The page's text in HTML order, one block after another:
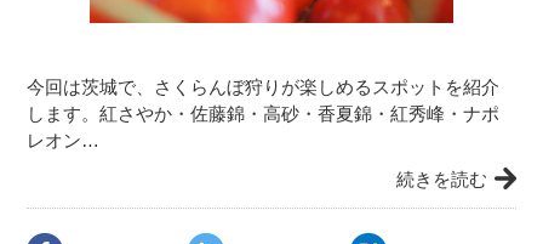
今回は茨城で、さくらんぼ狩りが楽しめるスポットを紹介
します。紅さやか・佐藤錦・高砂・香夏錦・紅秀峰・ナポ
レオン…
続きを読む